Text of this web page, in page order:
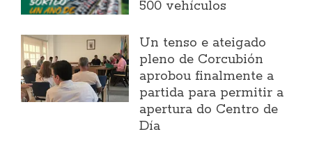
500 vehículos
Un tenso e ateigado
pleno de Corcubión
aprobou finalmente a
partida para permitir a
apertura do Centro de
Día